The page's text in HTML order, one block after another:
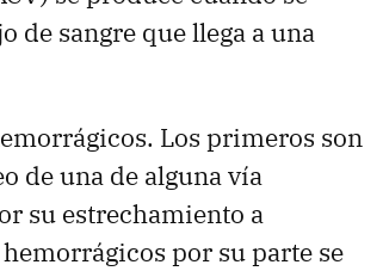
de sangre que llega a una
Los primeros son
de una de alguna vía
su estrechamiento a
por su parte se